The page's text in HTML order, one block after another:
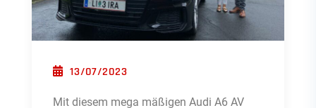
POSTED ON
13/07/2023
Mit diesem mega mäßigen Audi A6 AV